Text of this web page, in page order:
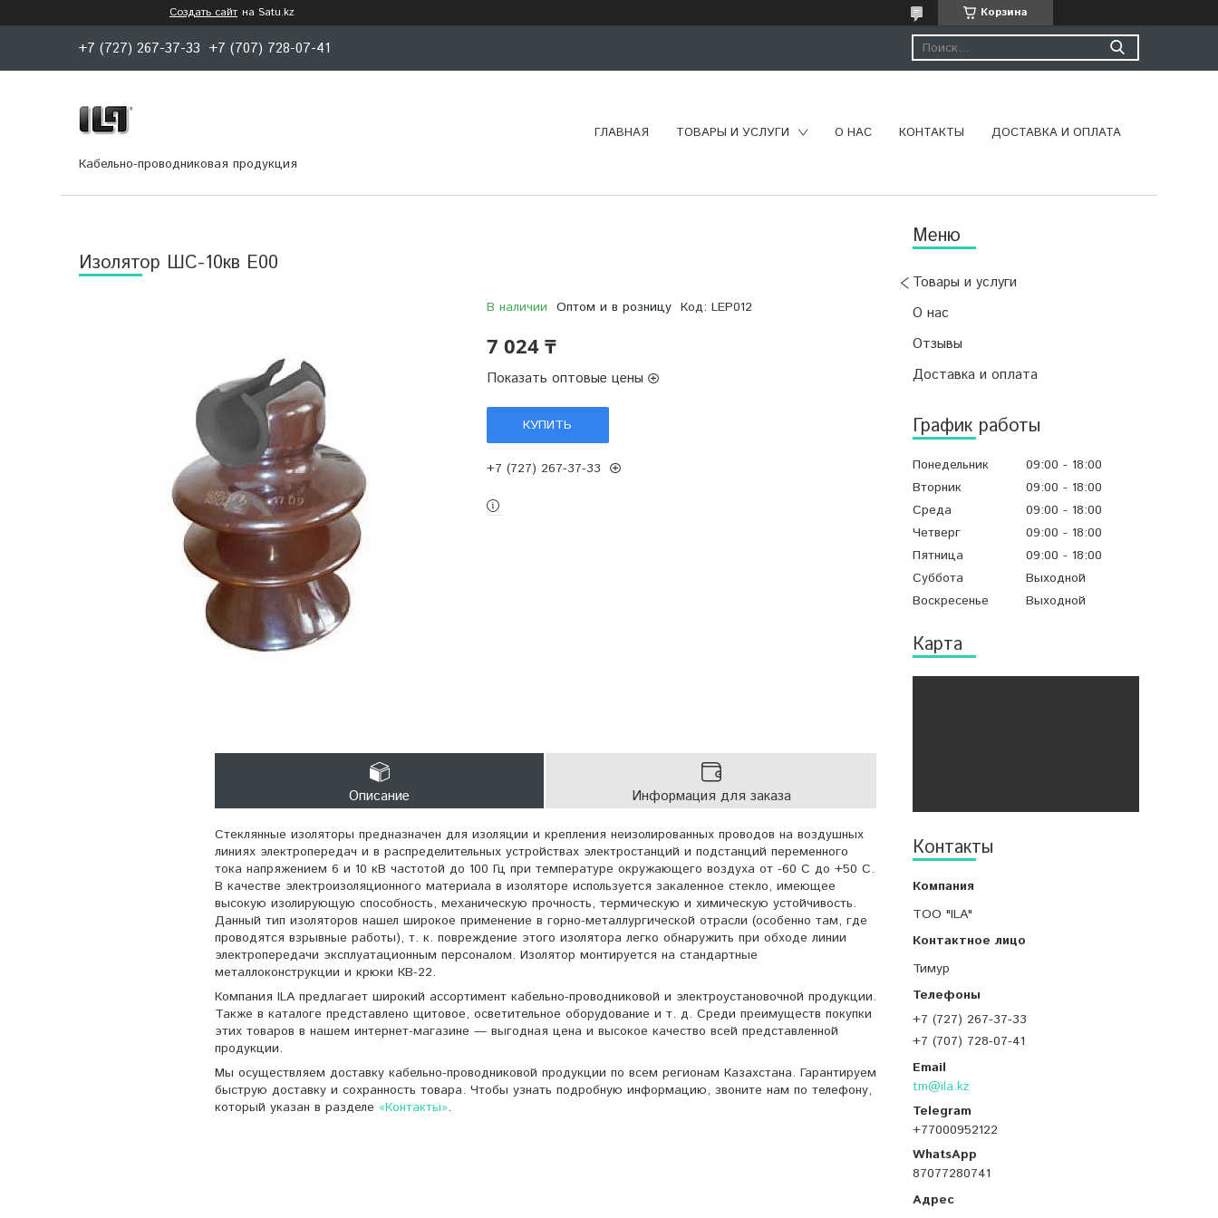
Создать сайт на Satu.kz Корзина
+7 (727) 267-37-33 +7 (707) 728-07-41
Кабельно-проводниковая продукция
ГЛАВНАЯ ТОВАРЫ И УСЛУГИ О НАС КОНТАКТЫ ДОСТАВКА И ОПЛАТА
Товары и услуги
О нас
Отзывы
Доставка и оплата
График работы
Понедельник 09:00
18:00
Вторник
09:00
18:00
Среда
09:00
18:00
Четверг
09:00
18:00
Пятница
09:00
18:00
Суббота
Выходной
Воскресенье
Выходной
Карта
Контакты
ТОО "ILA"
Тимур
+7 (727) 267-37-33
+7 (707) 728-07-41
tm@ila.kz
+77000952122
87077280741
Изолятор ШС-10кв Е00
В наличии Оптом и в розницу Код: LEP012
7 024 ₸
Показать оптовые цены
КУПИТЬ
+7 (727) 267-37-33
Описание Информация для заказа
Стеклянные изоляторы предназначен для изоляции и крепления неизолированных проводов на воздушных
линиях электропередач и в распределительных устройствах электростанций и подстанций переменного
тока напряжением 6 и 10 кВ частотой до 100 Гц при температуре окружающего воздуха от -60 С до +50 С.
В качестве электроизоляционного материала в изоляторе используется закаленное стекло, имеющее
высокую изолирующую способность, механическую прочность, термическую и химическую устойчивость.
Данный тип изоляторов нашел широкое применение в горно-металлургической отрасли (особенно там, где
проводятся взрывные работы), т. к. повреждение этого изолятора легко обнаружить при обходе линии
электропередачи эксплуатационным персоналом. Изолятор монтируется на стандартные
металлоконструкции и крюки КВ-22.
Компания ILA предлагает широкий ассортимент кабельно-проводниковой и электроустановочной продукции.
Также в каталоге представлено щитовое, осветительное оборудование и т. д. Среди преимуществ покупки
этих товаров в нашем интернет-магазине — выгодная цена и высокое качество всей представленной
продукции.
Мы осуществляем доставку кабельно-проводниковой продукции по всем регионам Казахстана. Гарантируем
быструю доставку и сохранность товара. Чтобы узнать подробную информацию, звоните нам по телефону,
который указан в разделе «Контакты».